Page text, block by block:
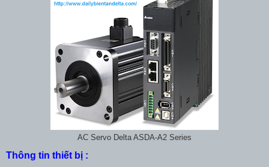
AC Servo Delta ASDA-A2 Series
Thông tin thiết bị :